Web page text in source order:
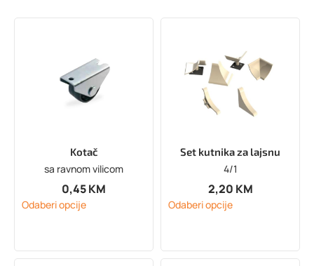
Kotač
sa ravnom vilicom
0,45KM
Odaberi opcije
Set kutnika za lajsnu
4/1
2,20 KM
Odaberi opcije